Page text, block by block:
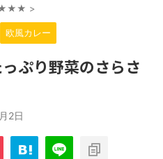
>
欧風カレー
ぷり野菜のさらさ
2日